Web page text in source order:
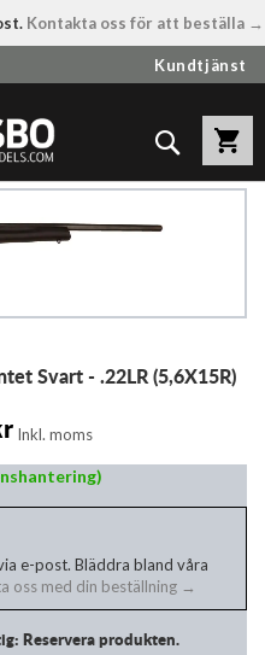
Kontakta oss för att beställa →
Kundtjänst
Sök
Svart - .22LR (5,6X15R)
Inkl. moms
e-post. Bläddra bland våra
oss med din beställning →
Reservera produkten.